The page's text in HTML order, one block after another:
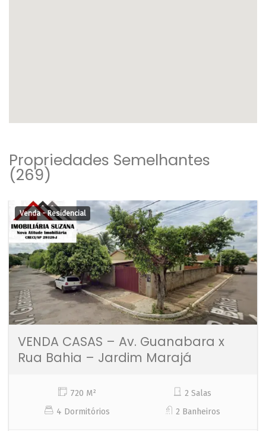
Propriedades Semelhantes
(269)
Venda - Residencial
VENDA CASAS – Av. Guanabara x
Rua Bahia – Jardim Marajá
720 M²
2 Salas
4 Dormitórios
2 Banheiros